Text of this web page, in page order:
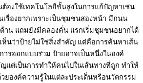
ต้องใช้เทคโนโลยีขั้นสูงในการแก้ปัญหาเช่น
เรื่องยากเพราะเป็นชุมชนสองหน้า มีถนน
าน แถมยังมีคลองคั่น แรกเริ่มชุมชนอยากได้
ห็นว่าป้ายไม่ใช่สิ่งสำคัญ แต่คือการค้นหาเส้น
ารออกแบบร่วม ป้ายอาจเป็นหนึ่งในองค์
แต่เป็นการทำให้คนไปในเส้นทางที่ถูก ทำให้
วยองค์ความรู้ในแต่ละประเด็นหรือนวัตกรรม